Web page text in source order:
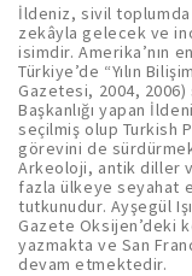
İldeniz, sivil toplumda
zekâyla gelecek ve
isimdir. Amerika’nın
Türkiye’de “Yılın
Gazetesi, 2004,
Başkanlığı yapan
seçilmiş olup Turkish
görevini de
Arkeoloji, antik diller
fazla ülkeye seyahat
tutkunudur. Ayşegül
Gazete Oksijen’deki
yazmakta ve San
devam etmektedir.